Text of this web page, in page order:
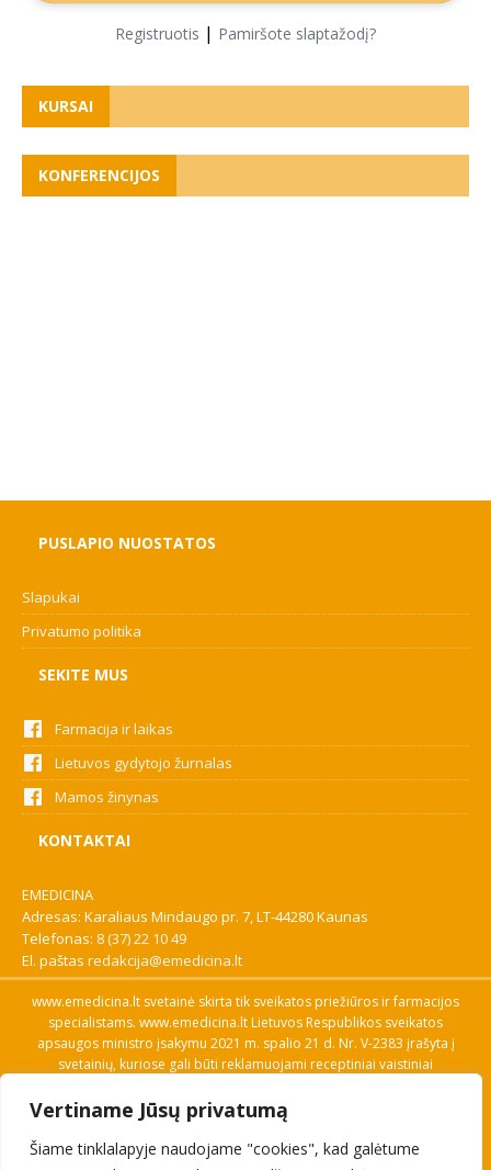
Vertiname Jūsų privatumą
Šiame tinklalapyje naudojame "cookies", kad galėtume
Registruotis | Pamiršote slaptažodį?
KURSAI
KONFERENCIJOS
PUSLAPIO NUOSTATOS
Slapukai
Privatumo politika
SEKITE MUS
Farmacija ir laikas
Lietuvos gydytojo žurnalas
Mamos žinynas
KONTAKTAI
EMEDICINA
Adresas: Karaliaus Mindaugo pr. 7, LT-44280 Kaunas
Telefonas: 8 (37) 22 10 49
El. paštas redakcija@emedicina.lt
www.emedicina.lt svetainė skirta tik sveikatos priežiūros ir farmacijos
specialistams. www.emedicina.lt Lietuvos Respublikos sveikatos
apsaugos ministro įsakymu 2021 m. spalio 21 d. Nr. V-2383 įrašyta į
svetainių, kuriose gali būti reklamuojami receptiniai vaistiniai
savo profesinę kvalifikaciją. Naudingos nuorodos: Vaistų ir medicinos
pagalbos priemonių kainų paieška, VVKT tinklalapis, Sveikatos
priežiūros ar farmacijos specialisto pranešimo apie įtariamą